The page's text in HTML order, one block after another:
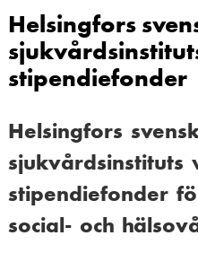
a
v
g
a
t
i
n
k
s
t
i
g
Helsingfors
stipendiefonder
Helsingfors
sjukvårdsinstituts
stipendiefonder
social- och